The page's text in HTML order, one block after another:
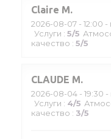
Claire M
2026-08-07 - 12:00 -
Услуги : 5/5
качество : 5/5
CLAUDE M
2026-08-04 - 19:30 -
Услуги : 4/5
качество : 3/5